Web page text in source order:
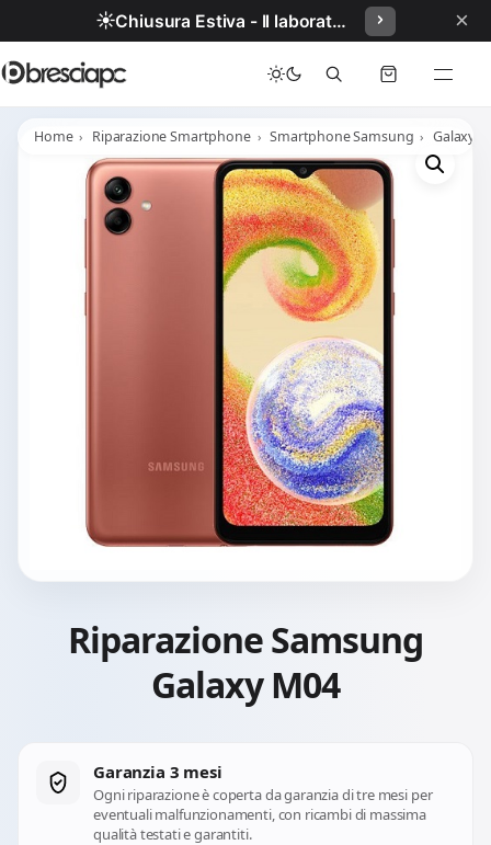
☀️ Chiusura Estiva - Il laboratorio resterà chiuso per ferie dal 29/06/2026 al 05/07/2026 compresi. ×
Home Riparazione Smartphone Smartphone Samsung Galaxy M
Riparazione Samsung
Galaxy M04
Garanzia 3 mesi
Ogni riparazione è coperta da garanzia di tre mesi per
eventuali malfunzionamenti, con ricambi di massima
qualità testati e garantiti.